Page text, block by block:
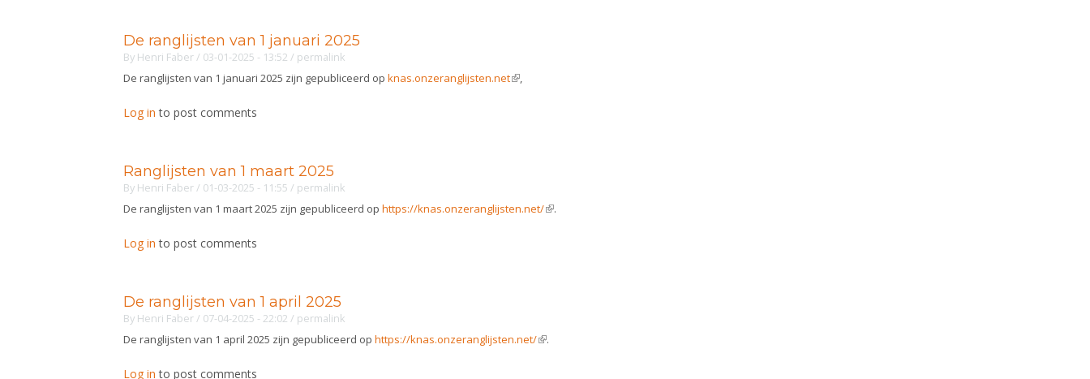
De ranglijsten van 1 januari 2025
By Henri Faber/ 03-01-2025 - 13:52 / permalink
De ranglijsten van 1 januari 2025 zijn gepubliceerd op knas.onzeranglijsten.net(link is external)
,
Log in to post comments
Ranglijsten van 1 maart 2025
By Henri Faber/ 01-03-2025 - 11:55 / permalink
De ranglijsten van 1 maart 2025 zijn gepubliceerd op https://knas.onzeranglijsten.net/(link is external)
.
Log in to post comments
De ranglijsten van 1 april 2025
By Henri Faber/ 07-04-2025 - 22:02 / permalink
De ranglijsten van 1 april 2025 zijn gepubliceerd op https://knas.onzeranglijsten.net/(link is external)
.
Log in to post comments